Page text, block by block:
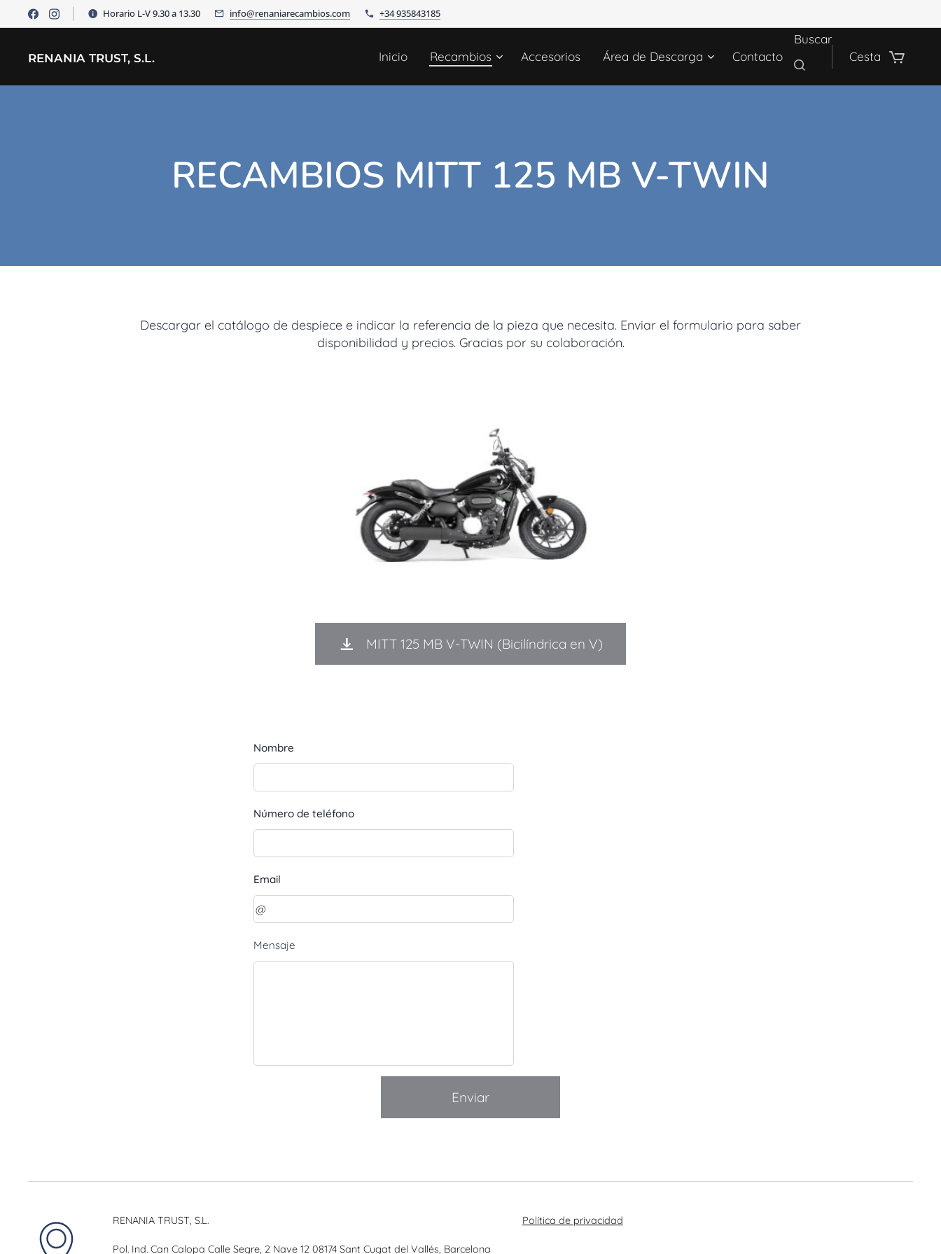
Horario L-V 9.30 a 13.30 info@renaniarecambios.com +34 935843185
RENANIA TRUST, S.L. Inicio Recambios Accesorios Área de Descarga Contacto
Buscar
Cesta
RECAMBIOS MITT 125 MB V-TWIN
Descargar el catálogo de despiece e indicar la referencia de la pieza que necesita. Enviar el formulario para saber
disponibilidad y precios. Gracias por su colaboración.
MITT 125 MB V-TWIN (Bicilíndrica en V)
Nombre
Número de teléfono
Email
Mensaje
Enviar
RENANIA TRUST, S.L.
Pol. Ind. Can Calopa Calle Segre, 2 Nave 12 08174 Sant Cugat del Vallés, Barcelona
Política de privacidad